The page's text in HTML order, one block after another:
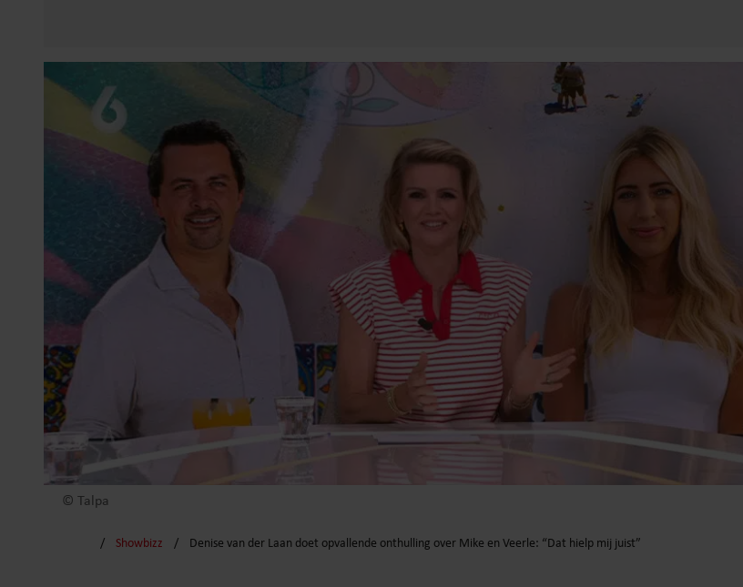
© Talpa
Showbizz Denise van der Laan doet opvallende onthulling over Mike en Veerle: “Dat hielp mij juist”